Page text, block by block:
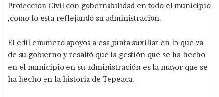
Protección Civil con gobernabilidad en todo el municipio
,como lo esta reflejando su administración.
El edil enumeró apoyos a esa junta auxiliar en lo que va
de su gobierno y resaltó que la gestión que se ha hecho
en el municipio en su administración es la mayor que se
ha hecho en la historia de Tepeaca.